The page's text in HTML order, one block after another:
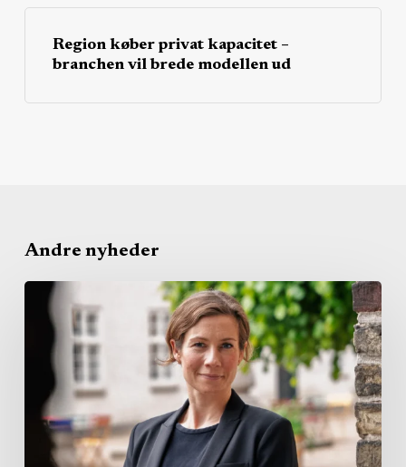
Region køber privat kapacitet –
branchen vil brede modellen ud
Andre nyheder
Dansk
Erhverv
grønne
byggeprojekter
springe